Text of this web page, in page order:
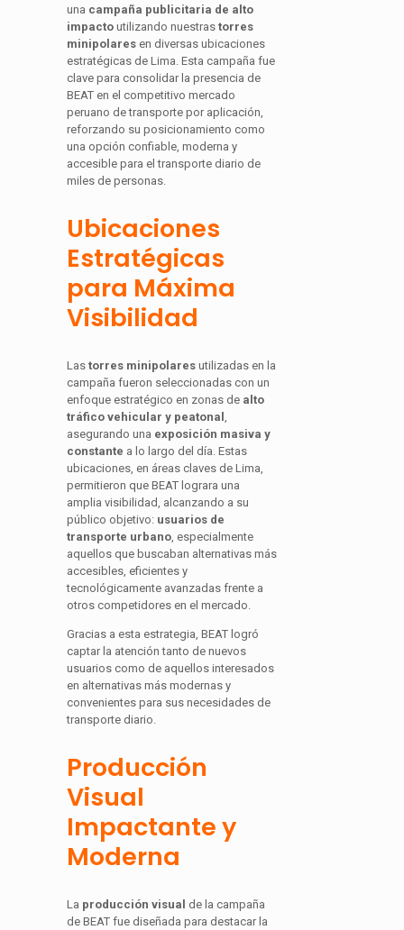
una campaña publicitaria de alto
impacto utilizando nuestras torres
minipolares en diversas ubicaciones
estratégicas de Lima. Esta campaña fue
clave para consolidar la presencia de
BEAT en el competitivo mercado
peruano de transporte por aplicación,
reforzando su posicionamiento como
una opción confiable, moderna y
accesible para el transporte diario de
miles de personas.
Ubicaciones
Estratégicas
para Máxima
Visibilidad
Las torres minipolares utilizadas en la
campaña fueron seleccionadas con un
enfoque estratégico en zonas de alto
tráfico vehicular y peatonal
asegurando una exposición masiva y
constante a lo largo del día. Estas
ubicaciones, en áreas claves de Lima,
permitieron que BEAT lograra una
amplia visibilidad, alcanzando a su
público objetivo: usuarios de
transporte urbano , especialmente
aquellos que buscaban alternativas más
accesibles, eficientes y
tecnológicamente avanzadas frente a
otros competidores en el mercado.
Gracias a esta estrategia, BEAT logró
captar la atención tanto de nuevos
usuarios como de aquellos interesados
en alternativas más modernas y
convenientes para sus necesidades de
transporte diario.
Producción
Visual
Impactante y
Moderna
La producción visual de la campaña
de BEAT fue diseñada para destacar la